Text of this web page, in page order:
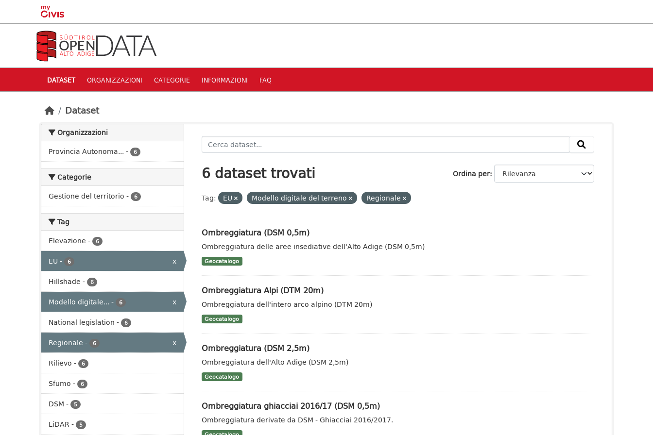
Skip to main content
DATASET ORGANIZZAZIONI CATEGORIE INFORMAZIONI FAQ
Dataset
Organizzazioni
Provincia Autonoma... - 6
Categorie
Gestione del territorio - 6
Tag
Elevazione - 6
EU - 6
x
Hillshade - 6
Modello digitale... - 6
x
National legislation - 6
Regionale - 6
x
Rilievo - 6
Sfumo - 6
DSM - 5
LiDAR- 5
Ordina per
6 dataset trovati
Tag: EU Modello digitale del terreno Regionale
Ombreggiatura (DSM 0,5m)
Ombreggiatura delle aree insediative dell'Alto Adige (DSM 0,5m)
Geocatalogo
Ombreggiatura Alpi (DTM 20m)
Ombreggiatura dell'intero arco alpino (DTM 20m)
Geocatalogo
Ombreggiatura (DSM 2,5m)
Ombreggiatura dell'Alto Adige (DSM 2,5m)
Geocatalogo
Ombreggiatura ghiacciai 2016/17 (DSM 0,5m)
Ombreggiatura derivate da DSM - Ghiacciai 2016/2017.